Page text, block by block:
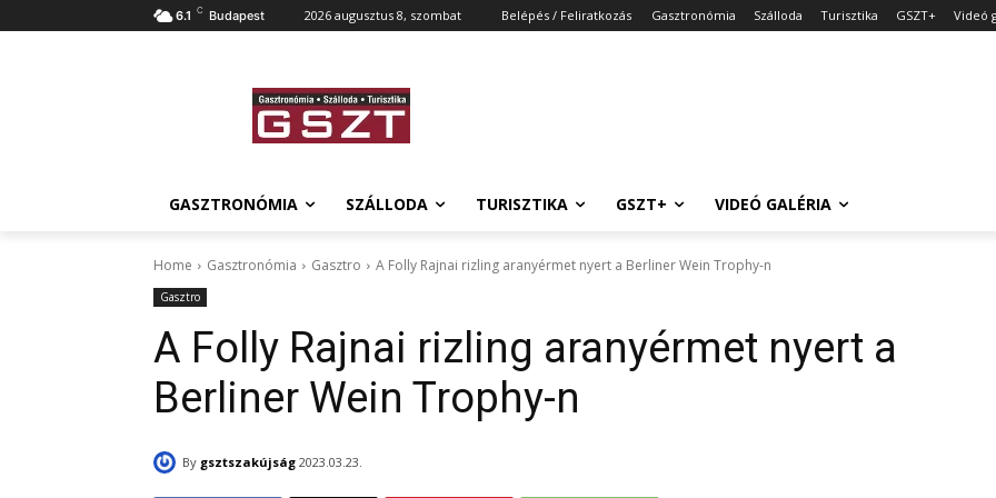
6.1 C Budapest 2026 augusztus 8, szombat Belépés / Feliratkozás Gasztronómia Szálloda Turisztika GSZT+ Videó
GASZTRONÓMIA SZÁLLODA TURISZTIKA GSZT+ VIDEÓ GALÉRIA
Home Gasztronómia Gasztro A Folly Rajnai rizling aranyérmet nyert a Berliner Wein Trophy-n
Gasztro
A Folly Rajnai rizling aranyérmet nyert a
Berliner Wein Trophy-n
By gsztszakújság 2023.03.23.